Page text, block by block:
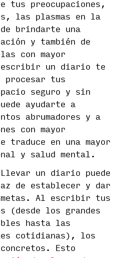
preocupaciones,
las plasmas en la
brindarte una
y también de
con mayor
escribir un diario te
procesar tus
seguro y sin
ayudarte a
abrumadores y a
con mayor
en una mayor
y salud mental.
un diario puede
de establecer y dar
metas. Al escribir tus
(desde los grandes
hasta las
cotidianas), los
Esto